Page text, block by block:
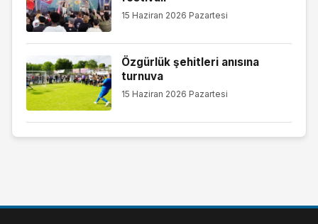
15 Haziran 2026 Pazartesi
Özgürlük şehitleri anısına
turnuva
15 Haziran 2026 Pazartesi